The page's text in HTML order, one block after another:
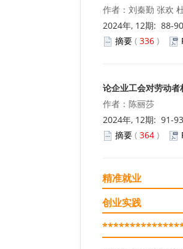
作者：刘秦勤 张欢
2024年, 12期: 88-
摘要 ( 336 )
论企业工会对劳动者
作者：陈丽莎
2024年, 12期: 91-
摘要 ( 364 )
精准就业
创业实践